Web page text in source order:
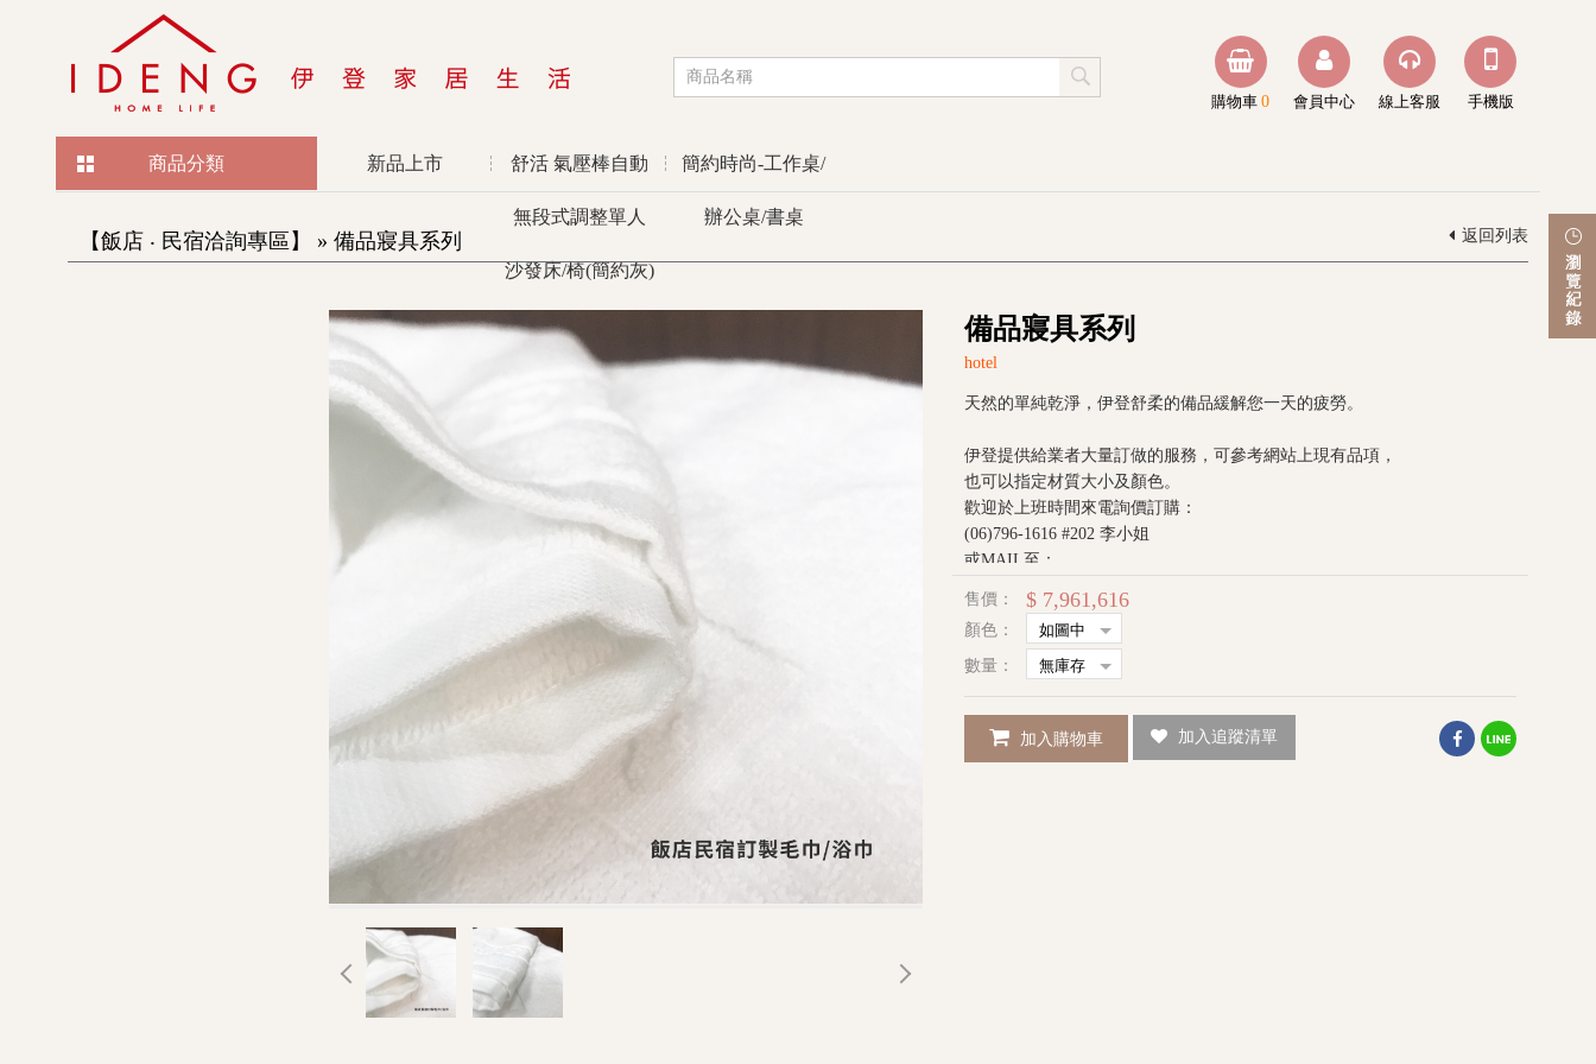
手機版
線上客服
會員中心
購物車 0
商品分類 新品上市 舒活 氣壓棒自動
無段式調整單人
沙發床/椅(簡約灰)
優惠活動
簡約時尚-工作桌/
辦公桌/書桌
【飯店 ‧ 民宿洽詢專區】 » 備品寢具系列 返回列表
備品寢具系列
hotel
天然的單純乾淨，伊登舒柔的備品緩解您一天的疲勞。
伊登提供給業者大量訂做的服務，可參考網站上現有品項，
也可以指定材質大小及顏色。
歡迎於上班時間來電詢價訂購：
(06)796-1616 #202 李小姐
或MAIL至：
營業時間(一)至(五) 08:00-17:00
售價： $ 7,961,616
顏色：
數量：
加入購物車 加入追蹤清單